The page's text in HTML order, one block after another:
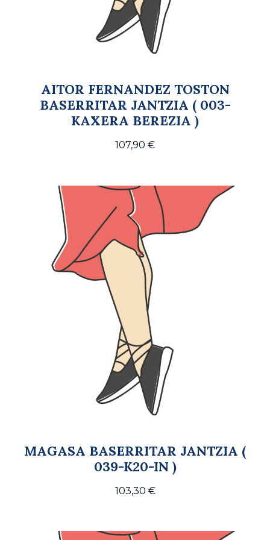
AITOR FERNANDEZ TOSTON
BASERRITAR JANTZIA ( 003-
KAXERA BEREZIA )
107,90 €
MAGASA BASERRITAR JANTZIA (
039-K20-IN )
103,30 €